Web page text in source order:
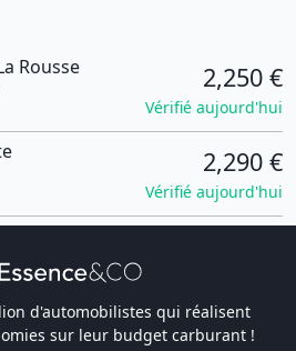
Rousse
2,250 €
Vérifié aujourd'hui
2,290 €
Vérifié aujourd'hui
d'automobilistes qui réalisent
sur leur budget carburant !